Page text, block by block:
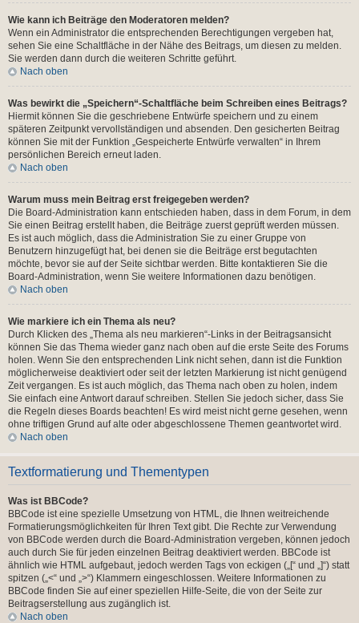
Wie kann ich Beiträge den Moderatoren melden?
Wenn ein Administrator die entsprechenden Berechtigungen vergeben hat,
sehen Sie eine Schaltfläche in der Nähe des Beitrags, um diesen zu melden.
Sie werden dann durch die weiteren Schritte geführt.
Nach oben
Was bewirkt die „Speichern“-Schaltfläche beim Schreiben eines Beitrags?
Hiermit können Sie die geschriebene Entwürfe speichern und zu einem
späteren Zeitpunkt vervollständigen und absenden. Den gesicherten Beitrag
können Sie mit der Funktion „Gespeicherte Entwürfe verwalten“ in Ihrem
persönlichen Bereich erneut laden.
Nach oben
Warum muss mein Beitrag erst freigegeben werden?
Die Board-Administration kann entschieden haben, dass in dem Forum, in dem
Sie einen Beitrag erstellt haben, die Beiträge zuerst geprüft werden müssen.
Es ist auch möglich, dass die Administration Sie zu einer Gruppe von
Benutzern hinzugefügt hat, bei denen sie die Beiträge erst begutachten
möchte, bevor sie auf der Seite sichtbar werden. Bitte kontaktieren Sie die
Board-Administration, wenn Sie weitere Informationen dazu benötigen.
Nach oben
Wie markiere ich ein Thema als neu?
Durch Klicken des „Thema als neu markieren“-Links in der Beitragsansicht
können Sie das Thema wieder ganz nach oben auf die erste Seite des Forums
holen. Wenn Sie den entsprechenden Link nicht sehen, dann ist die Funktion
möglicherweise deaktiviert oder seit der letzten Markierung ist nicht genügend
Zeit vergangen. Es ist auch möglich, das Thema nach oben zu holen, indem
Sie einfach eine Antwort darauf schreiben. Stellen Sie jedoch sicher, dass Sie
die Regeln dieses Boards beachten! Es wird meist nicht gerne gesehen, wenn
ohne triftigen Grund auf alte oder abgeschlossene Themen geantwortet wird.
Nach oben
Textformatierung und Thementypen
Was ist BBCode?
BBCode ist eine spezielle Umsetzung von HTML, die Ihnen weitreichende
Formatierungsmöglichkeiten für Ihren Text gibt. Die Rechte zur Verwendung
von BBCode werden durch die Board-Administration vergeben, können jedoch
auch durch Sie für jeden einzelnen Beitrag deaktiviert werden. BBCode ist
ähnlich wie HTML aufgebaut, jedoch werden Tags von eckigen („[“ und „]“) statt
spitzen („<“ und „>“) Klammern eingeschlossen. Weitere Informationen zu
BBCode finden Sie auf einer speziellen Hilfe-Seite, die von der Seite zur
Beitragserstellung aus zugänglich ist.
Nach oben